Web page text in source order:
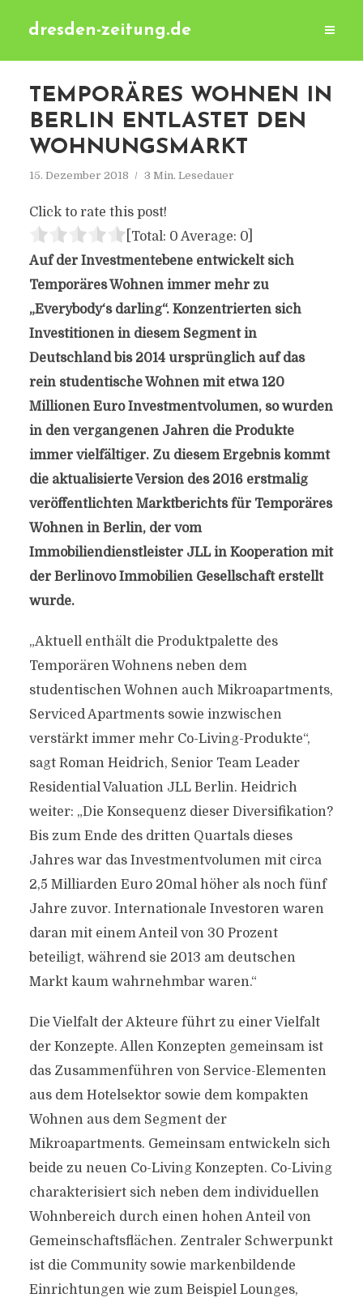
dresden-zeitung.de
TEMPORÄRES WOHNEN IN
BERLIN ENTLASTET DEN
WOHNUNGSMARKT
15. Dezember 2018 3 Min. Lesedauer
Click to rate this post!
[Total: 0 Average: 0]
Auf der Investmentebene entwickelt sich
Temporäres Wohnen immer mehr zu
„Everybody‘s darling“. Konzentrierten sich
Investitionen in diesem Segment in
Deutschland bis 2014 ursprünglich auf das
rein studentische Wohnen mit etwa 120
Millionen Euro Investmentvolumen, so wurden
in den vergangenen Jahren die Produkte
immer vielfältiger. Zu diesem Ergebnis kommt
die aktualisierte Version des 2016 erstmalig
veröffentlichten Marktberichts für Temporäres
Wohnen in Berlin, der vom
Immobiliendienstleister JLL in Kooperation mit
der Berlinovo Immobilien Gesellschaft erstellt
wurde.
„Aktuell enthält die Produktpalette des
Temporären Wohnens neben dem
studentischen Wohnen auch Mikroapartments,
Serviced Apartments sowie inzwischen
verstärkt immer mehr Co-Living-Produkte“,
sagt Roman Heidrich, Senior Team Leader
Residential Valuation JLL Berlin. Heidrich
weiter: „Die Konsequenz dieser Diversifikation?
Bis zum Ende des dritten Quartals dieses
Jahres war das Investmentvolumen mit circa
2,5 Milliarden Euro 20mal höher als noch fünf
Jahre zuvor. Internationale Investoren waren
daran mit einem Anteil von 30 Prozent
beteiligt, während sie 2013 am deutschen
Markt kaum wahrnehmbar waren.“
Die Vielfalt der Akteure führt zu einer Vielfalt
der Konzepte. Allen Konzepten gemeinsam ist
das Zusammenführen von Service-Elementen
aus dem Hotelsektor sowie dem kompakten
Wohnen aus dem Segment der
Mikroapartments. Gemeinsam entwickeln sich
beide zu neuen Co-Living Konzepten. Co-Living
charakterisiert sich neben dem individuellen
Wohnbereich durch einen hohen Anteil von
Gemeinschaftsflächen. Zentraler Schwerpunkt
ist die Community sowie markenbildende
Einrichtungen wie zum Beispiel Lounges,